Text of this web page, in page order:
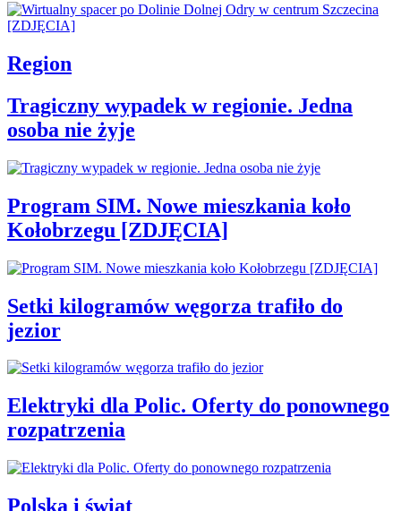
Region
Tragiczny wypadek w regionie. Jedna
osoba nie żyje
Program SIM. Nowe mieszkania koło
Kołobrzegu [ZDJĘCIA]
Setki kilogramów węgorza trafiło do
jezior
Elektryki dla Polic. Oferty do ponownego
rozpatrzenia
Polska i świat